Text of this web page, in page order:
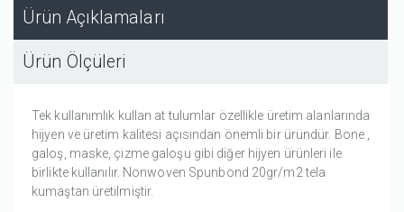
Ürün Açıklamaları
Ürün Ölçüleri
Tek kullanımlık kullan at tulumlar özellikle üretim alanlarında
hijyen ve üretim kalitesi açısından önemli bir üründür. Bone ,
galoş, maske, çizme galoşu gibi diğer hijyen ürünleri ile
birlikte kullanılır. Nonwoven Spunbond 20gr/m2 tela
kumaştan üretilmiştir.